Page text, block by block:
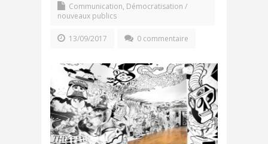
Communication, Démocratisation /
nouveaux publics
13/09/2017 0 commentaire